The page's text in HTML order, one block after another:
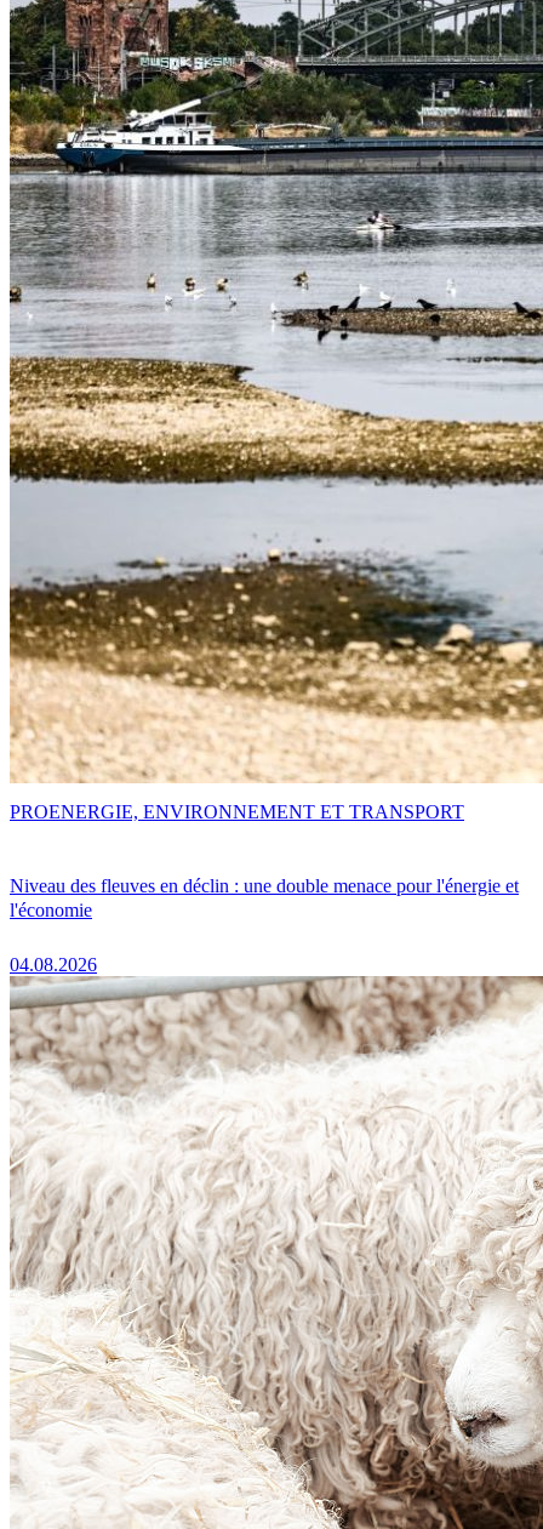
Niveau des fleuves en déclin : une double menace pour l'énergie et
l'économie
04.08.2026
PROENERGIE, ENVIRONNEMENT ET TRANSPORT